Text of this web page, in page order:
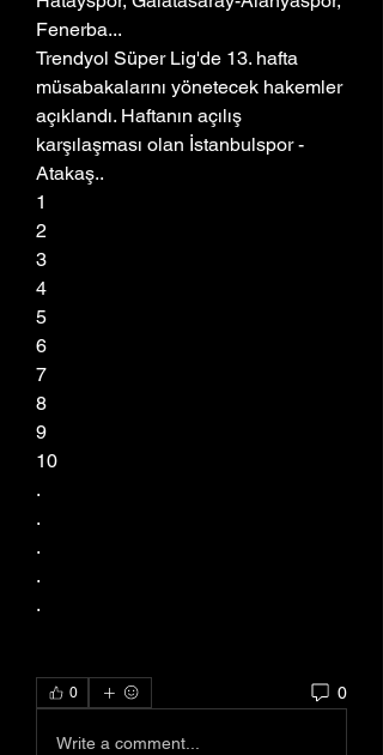
Fenerba...
Trendyol Süper Lig'de 13. hafta
müsabakalarını yönetecek hakemler
açıklandı. Haftanın açılış
karşılaşması olan İstanbulspor -
Atakaş..
2
3
4
5
6
7
8
9
10
.
.
.
.
.
0 0
Write a comment...